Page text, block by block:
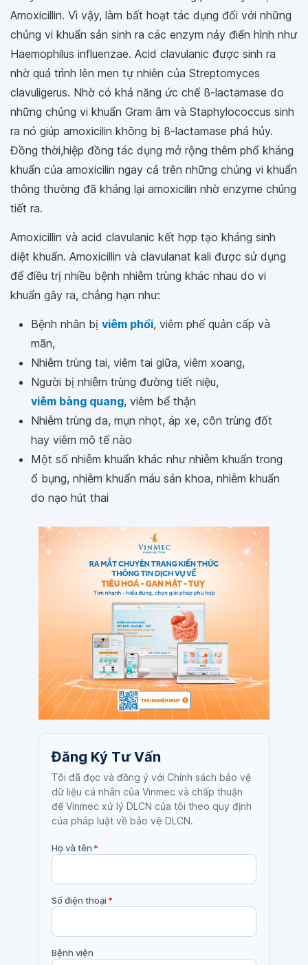
Amoxicillin. Vì vậy, làm bất hoạt tác dụng đối với những
chủng vi khuẩn sản sinh ra các enzym nảy điển hình như
Haemophilus influenzae. Acid clavulanic được sinh ra
nhờ quá trình lên men tự nhiên của Streptomyces
clavuligerus. Nhờ có khả năng ức chế ß-lactamase do
những chủng vi khuẩn Gram âm và Staphylococcus sinh
ra nó giúp amoxicilin không bị ß-lactamase phá hủy.
Đồng thời,hiệp đồng tác dụng mở rộng thêm phổ kháng
khuẩn của amoxicilin ngay cả trên những chủng vi khuẩn
thông thường đã kháng lại amoxicilin nhờ enzyme chúng
tiết ra.
Amoxicillin và acid clavulanic kết hợp tạo kháng sinh
diệt khuẩn. Amoxicillin và clavulanat kali được sử dụng
để điều trị nhiều bệnh nhiễm trùng khác nhau do vi
khuẩn gây ra, chẳng hạn như:
Bệnh nhân bị viêm phổi, viêm phế quản cấp và
mãn,
Nhiễm trùng tai, viêm tai giữa, viêm xoang,
Người bị nhiễm trùng đường tiết niệu,
viêm bàng quang, viêm bể thận
Nhiễm trùng da, mụn nhọt, áp xe, côn trùng đốt
hay viêm mô tế nào
Một số nhiễm khuẩn khác như nhiễm khuẩn trong
ổ bụng, nhiễm khuẩn máu sản khoa, nhiễm khuẩn
do nạo hút thai
Đăng Ký Tư Vấn
Tôi đã đọc và đồng ý với Chính sách bảo vệ
dữ liệu cá nhân của Vinmec và chấp thuận
để Vinmec xử lý DLCN của tôi theo quy định
của pháp luật về bảo vệ DLCN.
Họ và tên*
Số điện thoại*
Bệnh viện